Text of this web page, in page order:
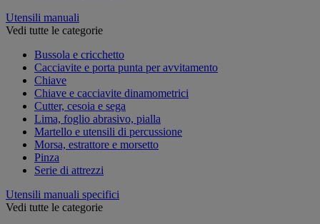
Utensili manuali
Vedi tutte le categorie
Bussola e cricchetto
Cacciavite e porta punta per avvitamento
Chiave
Chiave e cacciavite dinamometrici
Cutter, cesoia e sega
Lima, foglio abrasivo, pialla
Martello e utensili di percussione
Morsa, estrattore e morsetto
Pinza
Serie di attrezzi
Utensili manuali specifici
Vedi tutte le categorie